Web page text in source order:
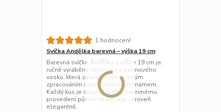
1 hodnocení
Svíčka Andělka barevná – výška 19 cm
Barevná svíčka Andělka o výšce 19 cm je
ručně vyráběná dekorace z palmového
vosku, která zaujme svým jemným
zpracováním i symbolickým významem.
Každý kus je originál a díky barevnému
provedení působí hravě, ale zároveň
elegantně.